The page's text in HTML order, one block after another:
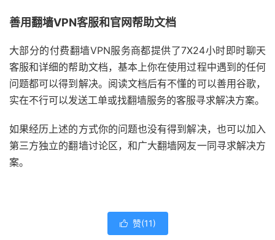
善用翻墙VPN客服和官网帮助文档
大部分的付费翻墙VPN服务商都提供了7X24小时即时聊天
客服和详细的帮助文档，基本上你在使用过程中遇到的任何
问题都可以得到解决。阅读文档后有不懂的可以善用谷歌，
实在不行可以发送工单或找翻墙服务的客服寻求解决方案。
如果经历上述的方式你的问题也没有得到解决，也可以加入
第三方独立的翻墙讨论区，和广大翻墙网友一同寻求解决方
案。
 赞(11)